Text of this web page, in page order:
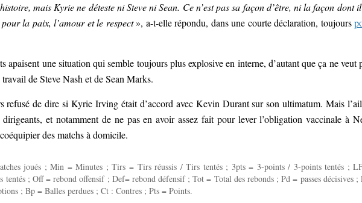
mais Kyrie ne déteste ni Steve ni Sean. Ce n’est pas sa façon d’être, ni la façon dont
la paix, l’amour et le respect», a-t-elle répondu, dans une courte déclaration, toujours
apaisent une situation qui semble toujours plus explosive en interne, d’autant que ça ne veut
de Steve Nash et de Sean Marks.
refusé de dire si Kyrie Irving était d’accord avec Kevin Durant sur son ultimatum. Mais
et notamment de ne pas en avoir assez fait pour lever l’obligation vaccinale à
des matchs à domicile.
joués ; Min = Minutes ; Tirs = Tirs réussis / Tirs tentés ; 3pts = 3-points / 3-points tentés ;
tentés ; Off = rebond offensif ; Def= rebond défensif ; Tot = Total des rebonds ; Pd = passes décisives ;
; Bp = Balles perdues ; Ct : Contres ; Pts = Points.